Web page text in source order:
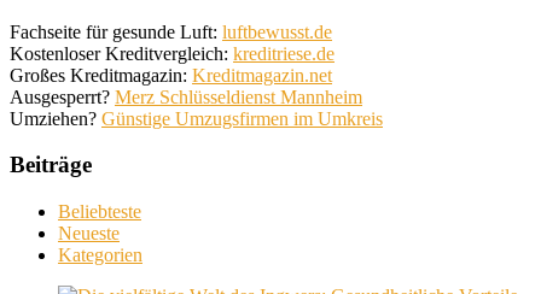
Fachseite für gesunde Luft: luftbewusst.de
Kostenloser Kreditvergleich: kreditriese.de
Großes Kreditmagazin: Kreditmagazin.net
Ausgesperrt? Merz Schlüsseldienst Mannheim
Umziehen? Günstige Umzugsfirmen im Umkreis
Beiträge
Beliebteste
Neueste
Kategorien